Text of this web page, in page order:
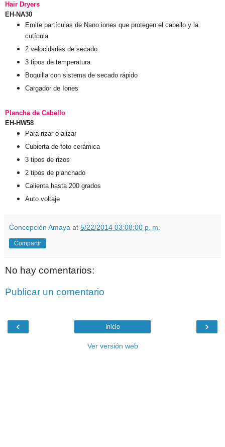
Hair Dryers
EH-NA30
Emite partículas de Nano iones que protegen el cabello y la
cutícula
2 velocidades de secado
3 tipos de temperatura
Boquilla con sistema de secado rápido
Cargador de Iones
Plancha de Cabello
EH-HW58
Para rizar o alizar
Cubierta de foto cerámica
3 tipos de rizos
2 tipos de planchado
Calienta hasta 200 grados
Auto voltaje
Concepción Amaya at 5/22/2014 03:08:00 p. m.
Compartir
No hay comentarios:
Publicar un comentario
‹ ›
Inicio
Ver versión web